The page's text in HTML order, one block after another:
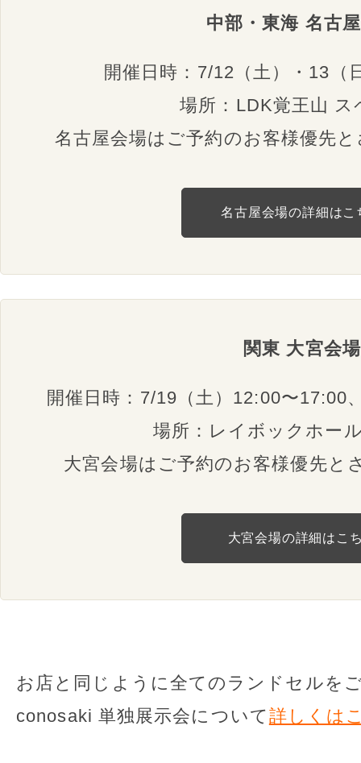
中部・東海 名古
開催日時：7/12（土）・13（
場所：LDK覚王山 ス
名古屋会場はご予約のお客様優先
名古屋会場の詳細はこ
関東 大宮会場
開催日時：7/19（土）12:00〜17:00
場所：レイボックホー
大宮会場はご予約のお客様優先と
大宮会場の詳細はこ
お店と同じように全てのランドセルを
conosaki 単独展示会について詳しくは